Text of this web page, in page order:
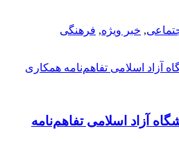
, خبر ویژه, فرهنگی
آزاد اسلامی تفاهم‌نامه